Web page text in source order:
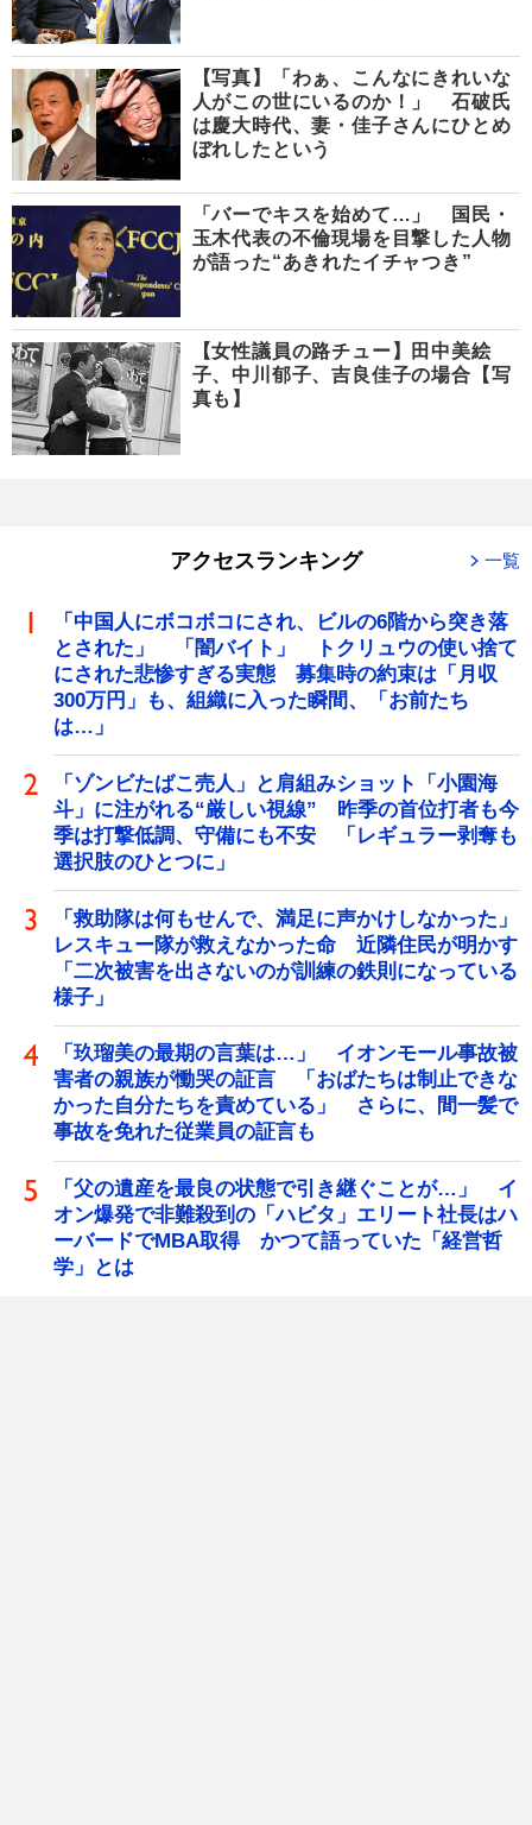
【写真】「わぁ、こんなにきれいな
人がこの世にいるのか！」 石破氏
は慶大時代、妻・佳子さんにひとめ
ぼれしたという
「バーでキスを始めて…」 国民・
玉木代表の不倫現場を目撃した人物
が語った“あきれたイチャつき”
【女性議員の路チュー】田中美絵
子、中川郁子、吉良佳子の場合【写
真も】
アクセスランキング 一覧
「中国人にボコボコにされ、ビルの6階から突き落
とされた」 「闇バイト」 トクリュウの使い捨て
にされた悲惨すぎる実態 募集時の約束は「月収
300万円」も、組織に入った瞬間、「お前たち
は…」
「ゾンビたばこ売人」と肩組みショット「小園海
斗」に注がれる“厳しい視線” 昨季の首位打者も今
季は打撃低調、守備にも不安 「レギュラー剥奪も
選択肢のひとつに」
「救助隊は何もせんで、満足に声かけしなかった」
レスキュー隊が救えなかった命 近隣住民が明かす
「二次被害を出さないのが訓練の鉄則になっている
様子」
「玖瑠美の最期の言葉は…」 イオンモール事故被
害者の親族が慟哭の証言 「おばたちは制止できな
かった自分たちを責めている」 さらに、間一髪で
事故を免れた従業員の証言も
「父の遺産を最良の状態で引き継ぐことが…」 イ
オン爆発で非難殺到の「ハビタ」エリート社長はハ
ーバードでMBA取得 かつて語っていた「経営哲
学」とは